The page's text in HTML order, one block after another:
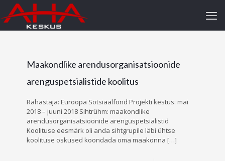
Maakondlike arendusorganisatsioonide
arenguspetsialistide koolitus
Rahastaja: Euroopa Sotsiaalfond Projekti kestus: mai
2018 – juuni 2018 Sihtrühm: maakondlike
arendusorganisatsioonide arenguspetsialistid
Koolituse eesmärk oli anda sihtgrupile läbi ühtse
koolituse oskused koondada oma maakonna […]